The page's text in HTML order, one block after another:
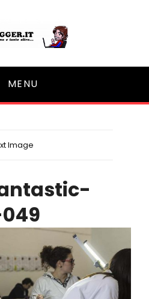
MENU
Image